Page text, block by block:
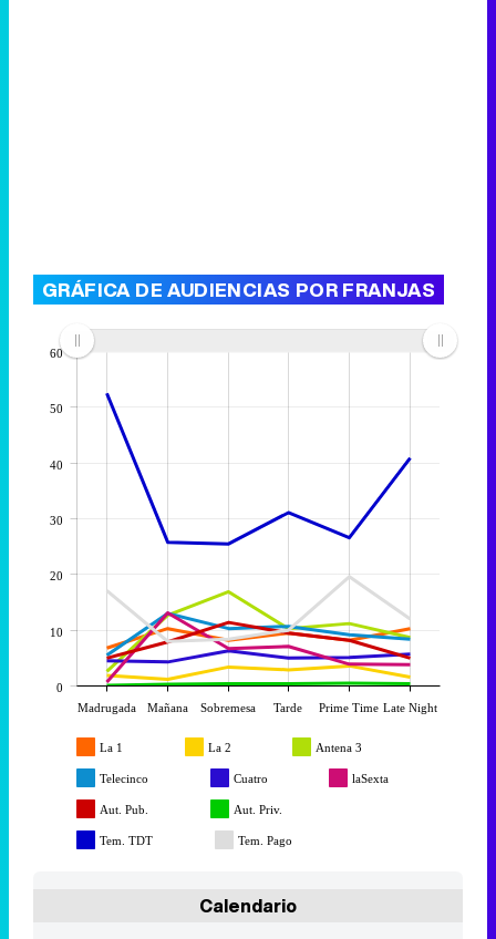
GRÁFICA DE AUDIENCIAS POR FRANJAS
Madrugada Mañana Sobremesa Tarde Prime Time Late Night
0
10
20
30
40
50
60
La 1 La 2 Antena 3
Telecinco Cuatro laSexta
Aut. Pub. Aut. Priv.
Tem. TDT Tem. Pago
Calendario